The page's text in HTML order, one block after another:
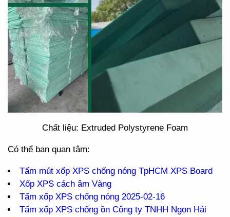
Chất liệu: Extruded Polystyrene Foam
Có thể bạn quan tâm:
Tấm mút xốp XPS chống nóng TpHCM XPS Board
Xốp XPS cách âm Vàng
Tấm xốp XPS chống nóng 2025-02-16
Tấm xốp XPS chống ồn Công ty TNHH Ngọn Hải